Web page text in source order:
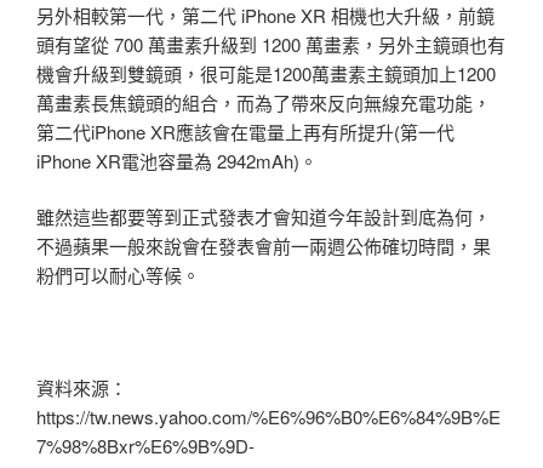
另外相較第一代，第二代 iPhone XR 相機也大升級，前鏡
頭有望從 700 萬畫素升級到 1200 萬畫素，另外主鏡頭也有
機會升級到雙鏡頭，很可能是1200萬畫素主鏡頭加上1200
萬畫素長焦鏡頭的組合，而為了帶來反向無線充電功能，
第二代iPhone XR應該會在電量上再有所提升(第一代
iPhone XR電池容量為 2942mAh)。
雖然這些都要等到正式發表才會知道今年設計到底為何，
不過蘋果一般來說會在發表會前一兩週公佈確切時間，果
粉們可以耐心等候。
資料來源：
https://tw.news.yahoo.com/%E6%96%B0%E6%84%9B%E
7%98%8Bxr%E6%9B%9D-